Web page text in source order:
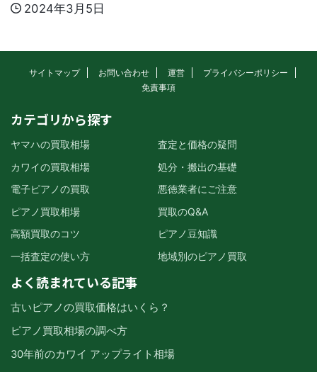
2024年3月5日
サイトマップ お問い合わせ 運営
プライバシーポリシー
免責事項
カテゴリから探す
ヤマハの買取相場
カワイの買取相場
電子ピアノの買取
ピアノ買取相場
高額買取のコツ
一括査定の使い方
査定と価格の疑問
処分・搬出の基礎
悪徳業者にご注意
買取のQ&A
ピアノ豆知識
地域別のピアノ買取
よく読まれている記事
古いピアノの買取価格はいくら？
ピアノ買取相場の調べ方
30年前のカワイ アップライト相場